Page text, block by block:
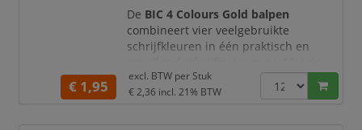
De BIC 4 Colours Gold balpen
combineert vier veelgebruikte
schrijfkleuren in één praktisch en
afzonderlijke drukknoppen wisselt u
eenvoudig tussen
blauwe, zwarte,
€ 1,95
excl. BTW per Stuk
€ 2,36 incl. 21% BTW